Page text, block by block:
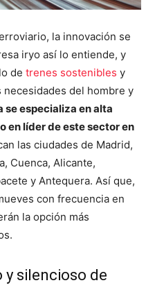
la innovación se
iryo así lo entiende, y
de trenes sostenibles y
del hombre y
se especializa en alta
en líder de este sector en
las ciudades de Madrid,
Cuenca, Alicante,
y Antequera. Así que,
con frecuencia en
la opción más
y silencioso de